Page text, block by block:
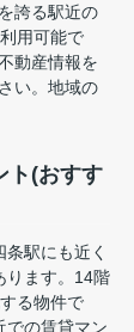
誇る駅近の
用可能で
動産情報を
い。地域の
ト(おすす
駅にも近く
ります。14階
る物件で
での賃貸マン